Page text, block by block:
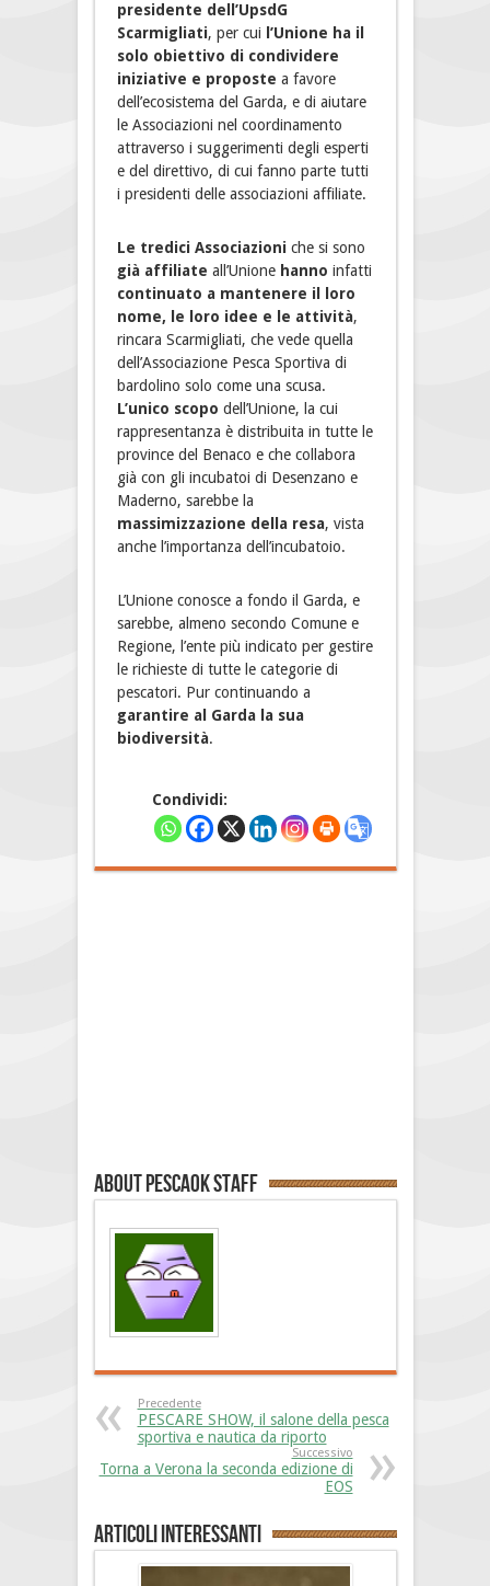
presidente dell’UpsdG
Scarmigliati, per cui l’Unione ha il
solo obiettivo di condividere
iniziative e proposte a favore
dell’ecosistema del Garda, e di aiutare
le Associazioni nel coordinamento
attraverso i suggerimenti degli esperti
e del direttivo, di cui fanno parte tutti
i presidenti delle associazioni affiliate.
Le tredici Associazioniche si sono
già affiliate all’Unione hanno infatti
continuato a mantenere il loro
nome, le loro idee e le attività,
rincara Scarmigliati, che vede quella
dell’Associazione Pesca Sportiva di
bardolino solo come una scusa.
L’unico scopo dell’Unione, la cui
rappresentanza è distribuita in tutte le
province del Benaco e che collabora
già con gli incubatoi di Desenzano e
Maderno, sarebbe la
massimizzazione della resa, vista
anche l’importanza dell’incubatoio.
L’Unione conosce a fondo il Garda, e
sarebbe, almeno secondo Comune e
Regione, l’ente più indicato per gestire
le richieste di tutte le categorie di
pescatori. Pur continuando a
garantire al Garda la sua
biodiversità.
Condividi:
About PescaOk staff
Precedente
PESCARE SHOW, il salone della pesca
sportiva e nautica da riporto
Successivo
Torna a Verona la seconda edizione di
EOS
Articoli interessanti